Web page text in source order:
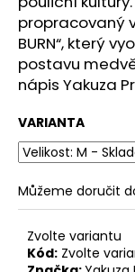
propracovaný
BURN“, který
postavu
nápis Yakuza
VARIANTA
Můžeme doručit
Zvolte variantu
Kód: Zvolte
o
r
u
č
u
j
e
m
ŠEDO-
OLIVOVÉ